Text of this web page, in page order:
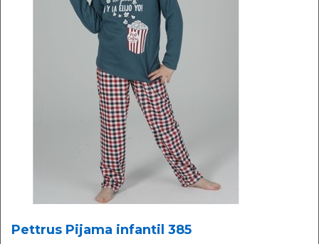
Pettrus Pijama infantil 385